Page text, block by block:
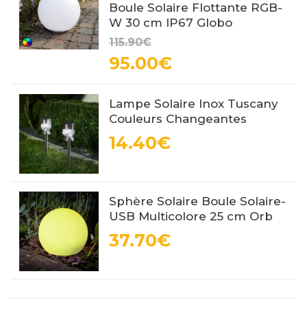
Boule Solaire Flottante RGB-
W 30 cm IP67 Globo
115.90€
95.00€
Lampe Solaire Inox Tuscany
Couleurs Changeantes
14.40€
Sphère Solaire Boule Solaire-
USB Multicolore 25 cm Orb
37.70€